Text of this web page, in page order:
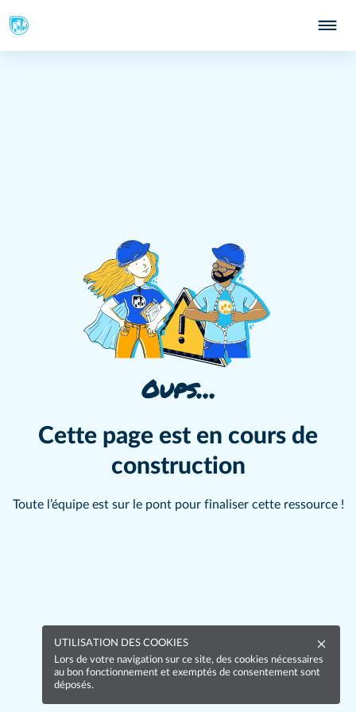
Oups…
Cette page est en cours de
construction
Toute l’équipe est sur le pont pour finaliser cette ressource !
UTILISATION DES COOKIES
Lors de votre navigation sur ce site, des cookies nécessaires
au bon fonctionnement et exemptés de consentement sont
déposés.